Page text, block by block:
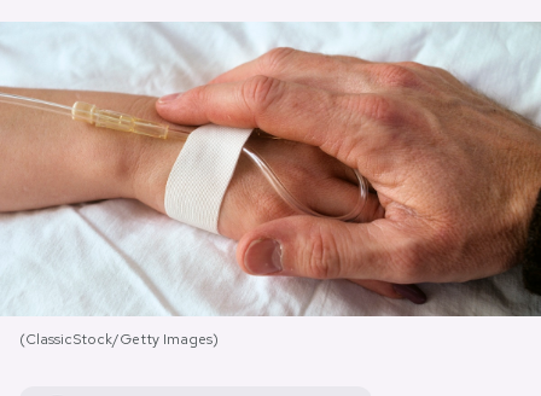
PODCAST
NEWSLETTER
I MIEI PREFERITI
SHOP
(ClassicStock/Getty Images)